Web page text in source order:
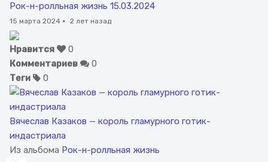
Рок-н-ролльная жизнь 15.03.2024
15 марта 2024 · 2 лет назад
Нравится
0
Комментариев
0
Теги
0
Вячеслав Казаков — король гламурного готик-
индастриала
Из альбома Рок-н-ролльная жизнь